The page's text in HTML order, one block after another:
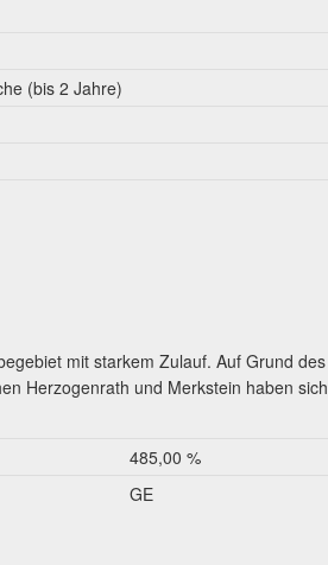
(bis 2 Jahre)
mit starkem Zulauf. Auf Grund des
Herzogenrath und Merkstein haben sich
485,00 %
GE